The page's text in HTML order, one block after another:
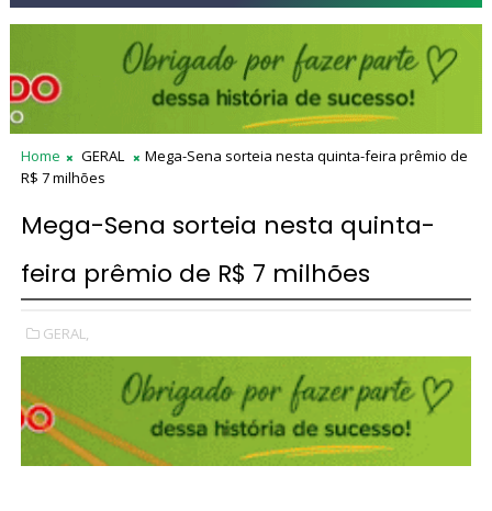
Home GERAL
Mega-Sena sorteia nesta quinta-feira prêmio de
R$ 7 milhões
Mega-Sena sorteia nesta quinta-
feira prêmio de R$ 7 milhões
GERAL,